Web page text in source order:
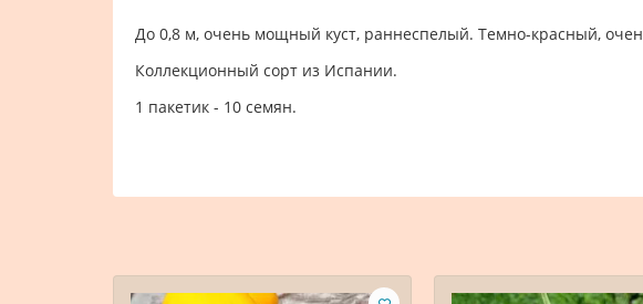
До 0,8 м, очень мощный куст, раннеспелый. Темно-красный,
Коллекционный сорт из Испании.
1 пакетик - 10 семян.